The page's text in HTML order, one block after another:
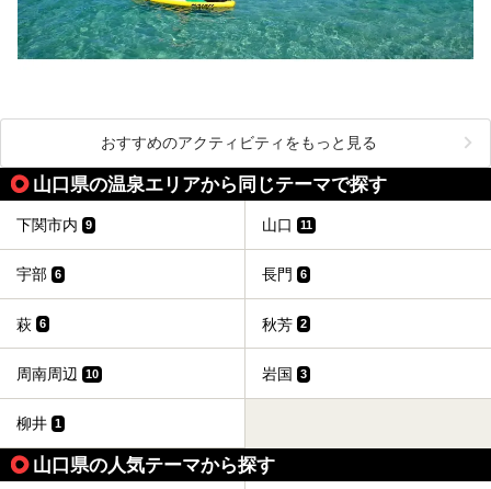
おすすめのアクティビティをもっと見る
山口県の温泉エリアから同じテーマで探す
下関市内 9 山口 11
宇部 6 長門 6
萩 6 秋芳 2
周南周辺 10 岩国 3
柳井 1
山口県の人気テーマから探す